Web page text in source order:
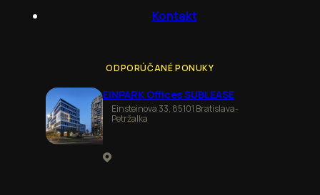
Kontakt
ODPORÚČANÉ PONUKY
EINPARK Offices SUBLEASE
Einsteinova 33, 85101 Bratislava-
Petržalka